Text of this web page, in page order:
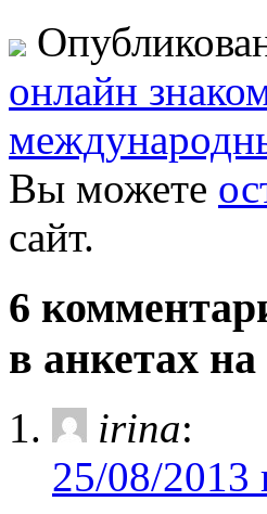
oнлайн
Вы можете
сайт.
6
в анкетах
irina:
25/08/2013